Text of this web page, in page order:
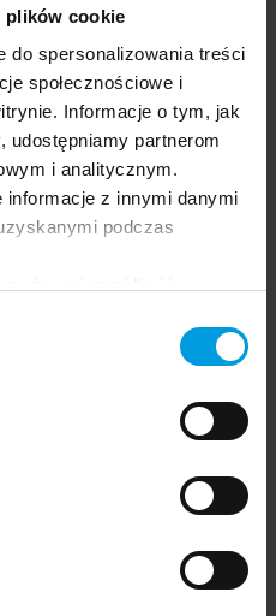
plików cookie
do spersonalizowania treści
społecznościowe i
Informacje o tym, jak
partnerom
i analitycznym.
informacje z innymi danymi
podczas
w tym m.in. z
na Uniwersytecie
psychoterapeutka
Współzałożycielka
Zdrowia Psychicznego